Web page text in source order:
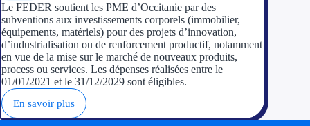
Le FEDER soutient les PME d’Occitanie par des
subventions aux investissements corporels (immobilier,
équipements, matériels) pour des projets d’innovation,
d’industrialisation ou de renforcement productif, notamment
en vue de la mise sur le marché de nouveaux produits,
process ou services. Les dépenses réalisées entre le
01/01/2021 et le 31/12/2029 sont éligibles.
En savoir plus